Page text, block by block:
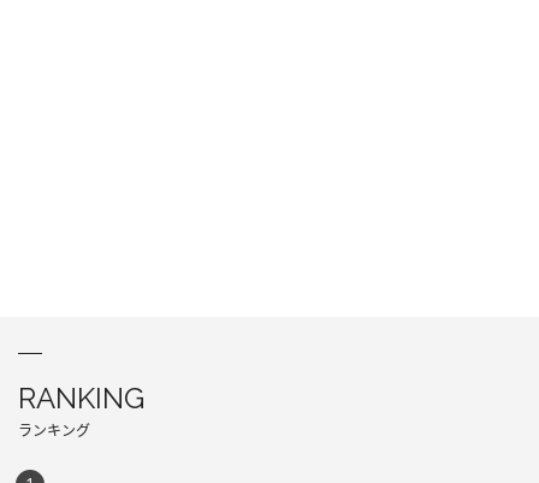
RANKING
ランキング